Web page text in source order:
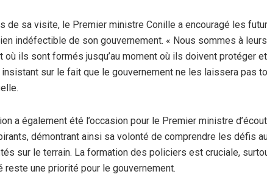
de sa visite, le Premier ministre Conille a encouragé les
indéfectible de son gouvernement. « Nous sommes à
où ils sont formés jusqu’au moment où ils doivent protéger
insistant sur le fait que le gouvernement ne les laissera pas
a également été l’occasion pour le Premier ministre
démontrant ainsi sa volonté de comprendre les défis
sur le terrain. La formation des policiers est cruciale,
reste une priorité pour le gouvernement.